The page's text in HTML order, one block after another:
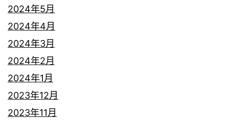
2024年5月
2024年4月
2024年3月
2024年2月
2024年1月
2023年12月
2023年11月